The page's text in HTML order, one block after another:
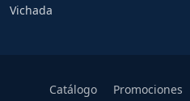
Vichada
Catálogo Promociones